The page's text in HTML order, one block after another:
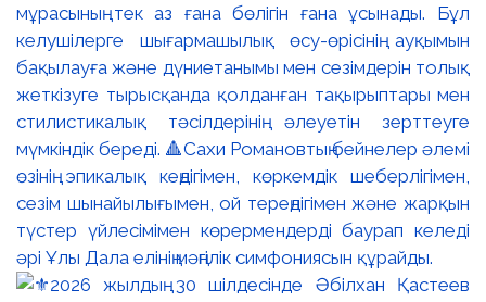
мұрасының тек аз ғана бөлігін ғана ұсынады. Бұл
келушілерге шығармашылық өсу-өрісінің ауқымын
бақылауға және дүниетанымы мен сезімдерін толық
жеткізуге тырысқанда қолданған тақырыптары мен
стилистикалық тәсілдерінің әлеуетін зерттеуге
мүмкіндік береді. 🔺Сахи Романовтың бейнелер әлемі
өзінің эпикалық кеңдігімен, көркемдік шеберлігімен,
сезім шынайылығымен, ой тереңдігімен және жарқын
түстер үйлесімімен көрермендерді баурап келеді
әрі Ұлы Дала елінің мәңгілік симфониясын құрайды.